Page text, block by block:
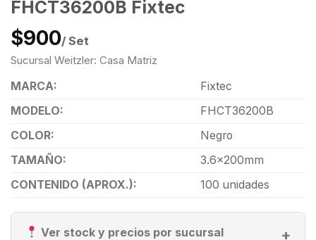
FHCT36200B Fixtec
$900/ Set
Sucursal Weitzler: Casa Matriz
MARCA:
Fixtec
MODELO:
FHCT36200B
COLOR:
Negro
TAMAÑO:
3.6x200mm
CONTENIDO (APROX.):
100 unidades
Ver stock y precios por sucursal